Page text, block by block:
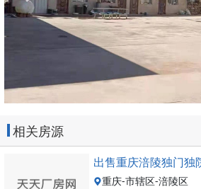
相关房源
出售重庆涪陵独门独
重庆-市辖区-涪陵区